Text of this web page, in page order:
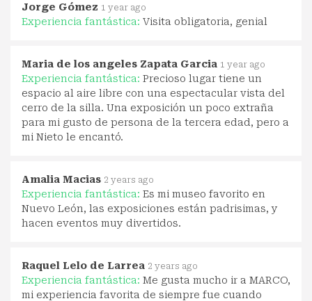
Jorge Gómez 1 year ago
Experiencia fantástica: Visita obligatoria, genial
Maria de los angeles Zapata Garcia 1 year ago
Experiencia fantástica: Precioso lugar tiene un
espacio al aire libre con una espectacular vista del
cerro de la silla. Una exposición un poco extraña
para mi gusto de persona de la tercera edad, pero a
mi Nieto le encantó.
Amalia Macias 2 years ago
Experiencia fantástica: Es mi museo favorito en
Nuevo León, las exposiciones están padrisimas, y
hacen eventos muy divertidos.
Raquel Lelo de Larrea 2 years ago
Experiencia fantástica: Me gusta mucho ir a MARCO,
mi experiencia favorita de siempre fue cuando